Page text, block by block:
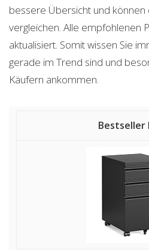
bessere Übersicht und
vergleichen. Alle empfohlenen
aktualisiert. Somit wissen Sie
gerade im Trend sind und
Käufern ankommen.